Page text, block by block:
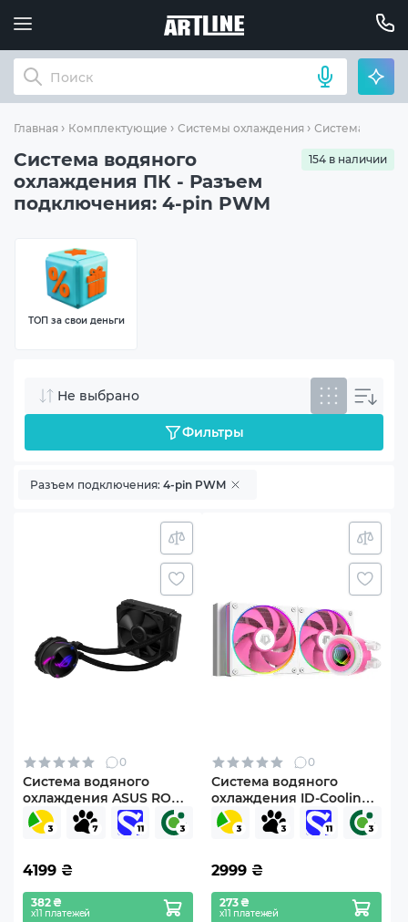
Главная Комплектующие Системы охлаждения Система
Система водяного
охлаждения ПК - Разъем
подключения: 4-pin PWM
154 в наличии
ТОП за свои деньги
Не выбрано
Фильтры
Разъем подключения: 4-pin PWM
0
Система водяного
охлаждения ASUS ROG-
STRIX-LC-120
4199 ₴
382 ₴
х11 платежей
0
Система водяного
охлаждения ID-Cooling
FX240 INF Pink
2999 ₴
273 ₴
х11 платежей